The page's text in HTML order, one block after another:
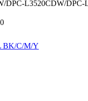
DPC-L3520CDW/DPC-
BK/C/M/Y